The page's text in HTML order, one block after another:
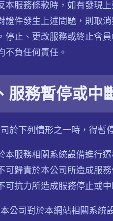
本服務條款時，如有發現
證件發生上述問題，則取
停止、更改服務或終止會
不負任何責任。
服務暫停或中
於下列情形之一時，得暫
本服務相關系統設備進行
可歸責於本公司所造成服務
可抗力所造成服務停止或
公司對於本網站相關系統